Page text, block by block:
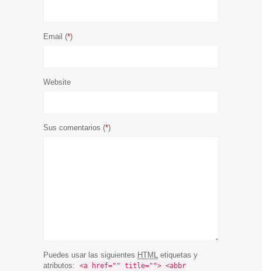
Email (*)
Website
Sus comentarios (*)
Puedes usar las siguientes HTML etiquetas y
atributos:
<a href="" title=""> <abbr